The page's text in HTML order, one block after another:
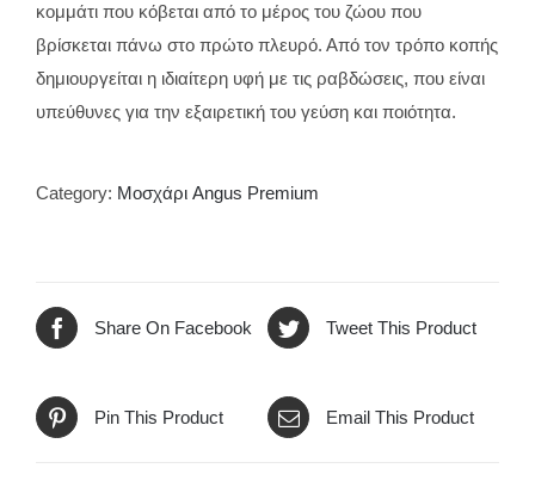
κομμάτι που κόβεται από το μέρος του ζώου που
βρίσκεται πάνω στο πρώτο πλευρό. Από τον τρόπο κοπής
δημιουργείται η ιδιαίτερη υφή με τις ραβδώσεις, που είναι
υπεύθυνες για την εξαιρετική του γεύση και ποιότητα.
Category: Μοσχάρι Angus Premium
Share On Facebook Tweet This Product
Pin This Product Email This Product